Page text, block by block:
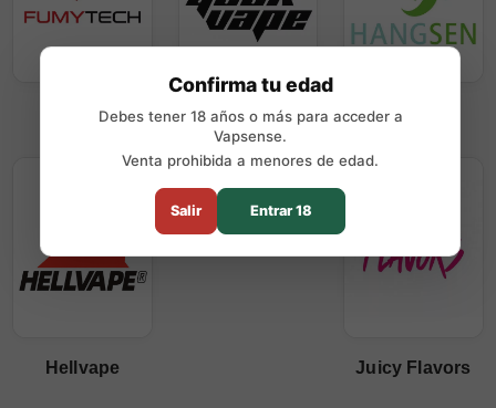
Fumytech Geekvape Hangsen
Hellvape
Herrera
Juicy Flavors
Confirma tu edad
Debes tener 18 años o más para acceder a
Vapsense.
Venta prohibida a menores de edad.
Salir Entrar 18